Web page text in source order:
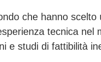
che hanno
tecnica nel
e studi di fattibilità